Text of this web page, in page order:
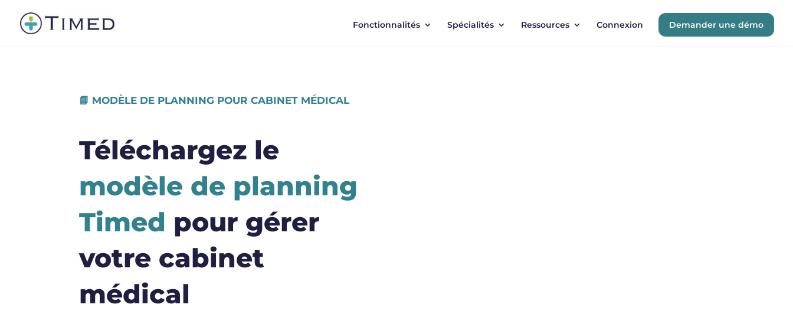
Fonctionnalités Spécialités Ressources Connexion Demander une démo
📘 MODÈLE DE PLANNING POUR CABINET MÉDICAL
Téléchargez le
modèle de planning
Timed pour gérer
votre cabinet
médical